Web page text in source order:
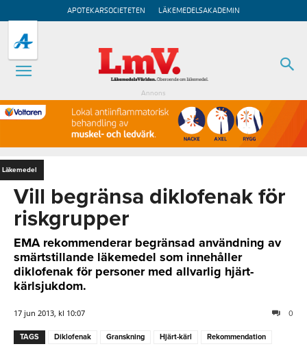
APOTEKARSOCIETETEN LÄKEMEDELSAKADEMIN
Annons
Läkemedel
Vill begränsa diklofenak för
riskgrupper
EMA rekommenderar begränsad användning av
smärtstillande läkemedel som innehåller
diklofenak för personer med allvarlig hjärt-
kärlsjukdom.
17 jun 2013, kl 10:07 0
TAGS Diklofenak Granskning Hjärt-kärl Rekommendation